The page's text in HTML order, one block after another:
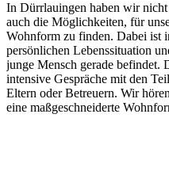
In Dürrlauingen haben wir
auch die Möglichkeiten, für
Wohnform zu finden. Dabei ist
persönlichen Lebenssituation
junge Mensch gerade befindet.
intensive Gespräche mit den
Eltern oder Betreuern. Wir
eine maßgeschneiderte